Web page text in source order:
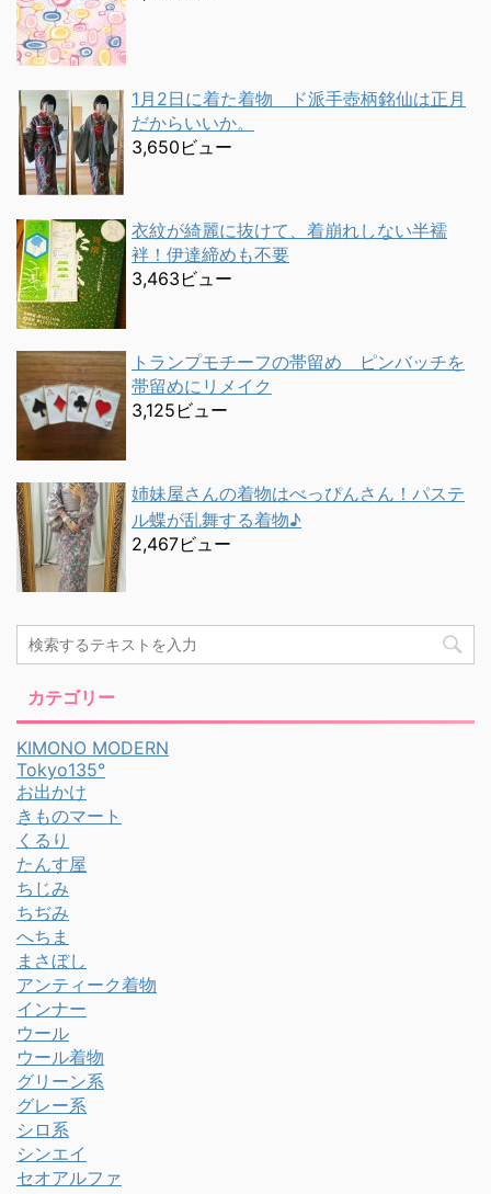
1月2日に着た着物 ド派手壺柄銘仙は正月
だからいいか。
3,650ビュー
衣紋が綺麗に抜けて、着崩れしない半襦
袢！伊達締めも不要
3,463ビュー
トランプモチーフの帯留め ピンバッチを
帯留めにリメイク
3,125ビュー
姉妹屋さんの着物はべっぴんさん！パステ
ル蝶が乱舞する着物♪
2,467ビュー
カテゴリー
KIMONO MODERN
Tokyo135°
お出かけ
きものマート
くるり
たんす屋
ちじみ
ちぢみ
へちま
まさぼし
アンティーク着物
インナー
ウール
ウール着物
グリーン系
グレー系
シロ系
シンエイ
セオアルファ